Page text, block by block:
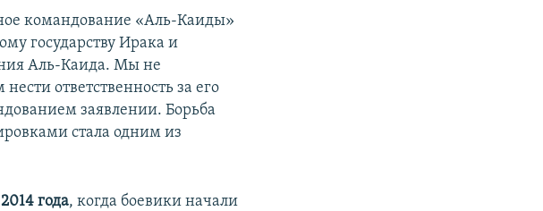
командование «Аль-Каиды»
государству Ирака и
Аль-Каида. Мы не
ответственность за его
заявлении. Борьба
стала одним из
2014 года, когда боевики начали